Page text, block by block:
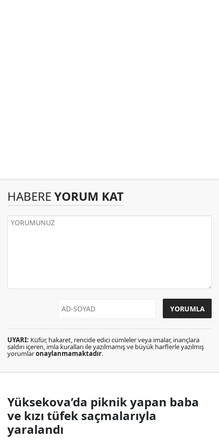
HABERE YORUM KAT
UYARI: Küfür, hakaret, rencide edici cümleler veya imalar, inançlara
saldırı içeren, imla kuralları ile yazılmamış ve büyük harflerle yazılmış
yorumlaronaylanmamaktadır.
Yüksekova’da piknik yapan baba
ve kızı tüfek saçmalarıyla
yaralandı